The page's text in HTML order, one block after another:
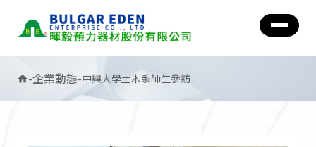
home-企業動態-中興大學土木系師生參訪